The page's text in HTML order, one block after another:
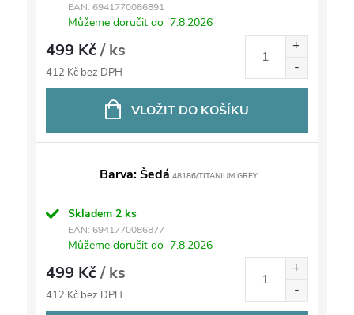
EAN: 6941770086891
Můžeme doručit do 7.8.2026
499 Kč/ ks
412 Kč bez DPH
VLOŽIT DO KOŠÍKU
Barva: Šedá 48186/TITANIUM GREY
Skladem 2 ks
EAN: 6941770086877
Můžeme doručit do 7.8.2026
499 Kč/ ks
412 Kč bez DPH